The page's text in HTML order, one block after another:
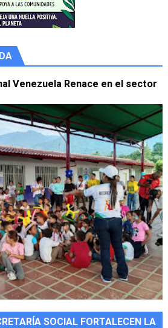
Venezuela Renace en el sector
SOCIAL FORTALECEN LA